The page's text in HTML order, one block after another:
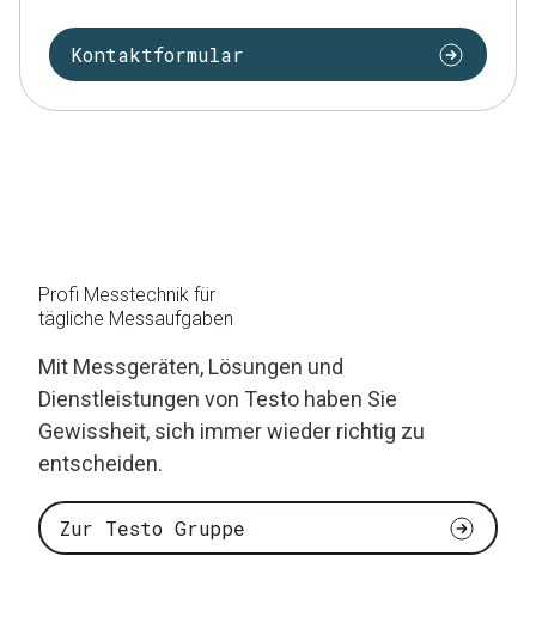
Kontaktformular
Profi Messtechnik für
tägliche Messaufgaben
Mit Messgeräten, Lösungen und
Dienstleistungen von Testo haben Sie
Gewissheit, sich immer wieder richtig zu
entscheiden.
Zur Testo Gruppe